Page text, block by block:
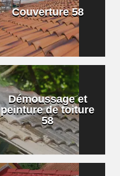
Couverture 58
Démoussage et
peinture de toiture
58